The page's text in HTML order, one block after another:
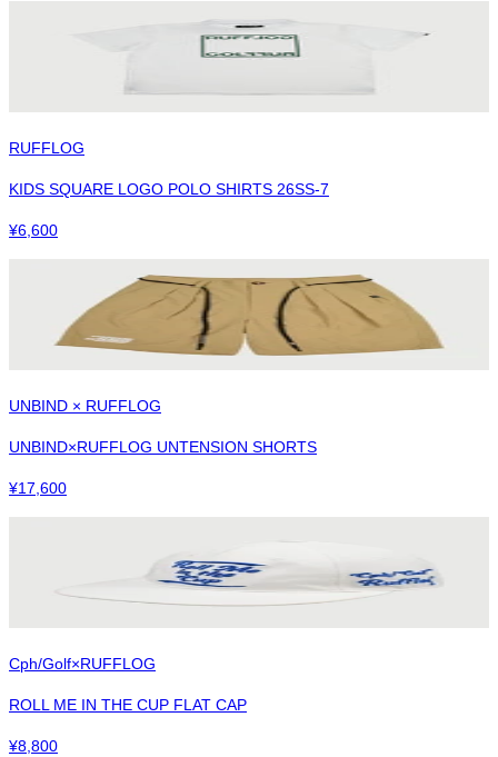
RUFFLOG
KIDS SQUARE LOGO POLO SHIRTS 26SS-7
¥6,600
UNBIND × RUFFLOG
UNBIND×RUFFLOG UNTENSION SHORTS
¥17,600
Cph/Golf×RUFFLOG
ROLL ME IN THE CUP FLAT CAP
¥8,800